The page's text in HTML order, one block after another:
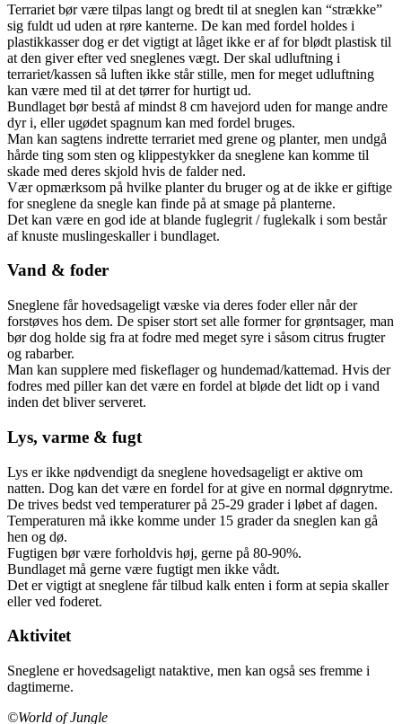
Terrariet bør være tilpas langt og bredt til at sneglen kan “strække”
sig fuldt ud uden at røre kanterne. De kan med fordel holdes i
plastikkasser dog er det vigtigt at låget ikke er af for blødt plastisk til
at den giver efter ved sneglenes vægt. Der skal udluftning i
terrariet/kassen så luften ikke står stille, men for meget udluftning
kan være med til at det tørrer for hurtigt ud.
Bundlaget bør bestå af mindst 8 cm havejord uden for mange andre
dyr i, eller ugødet spagnum kan med fordel bruges.
Man kan sagtens indrette terrariet med grene og planter, men undgå
hårde ting som sten og klippestykker da sneglene kan komme til
skade med deres skjold hvis de falder ned.
Vær opmærksom på hvilke planter du bruger og at de ikke er giftige
for sneglene da snegle kan finde på at smage på planterne.
Det kan være en god ide at blande fuglegrit / fuglekalk i som består
af knuste muslingeskaller i bundlaget.
Vand & foder
Sneglene får hovedsageligt væske via deres foder eller når der
forstøves hos dem. De spiser stort set alle former for grøntsager, man
bør dog holde sig fra at fodre med meget syre i såsom citrus frugter
og rabarber.
Man kan supplere med fiskeflager og hundemad/kattemad. Hvis der
fodres med piller kan det være en fordel at bløde det lidt op i vand
inden det bliver serveret.
Lys, varme & fugt
Lys er ikke nødvendigt da sneglene hovedsageligt er aktive om
natten. Dog kan det være en fordel for at give en normal døgnrytme.
De trives bedst ved temperaturer på 25-29 grader i løbet af dagen.
Temperaturen må ikke komme under 15 grader da sneglen kan gå
hen og dø.
Fugtigen bør være forholdvis høj, gerne på 80-90%.
Bundlaget må gerne være fugtigt men ikke vådt.
Det er vigtigt at sneglene får tilbud kalk enten i form at sepia skaller
eller ved foderet.
Aktivitet
Sneglene er hovedsageligt nataktive, men kan også ses fremme i
dagtimerne.
©World of Jungle